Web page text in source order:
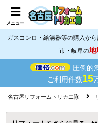
メニュー
ガスコンロ・給湯器等の購入か
市・岐阜の地
圧倒的
ご利用件数15
名古屋リフォームトリカエ隊